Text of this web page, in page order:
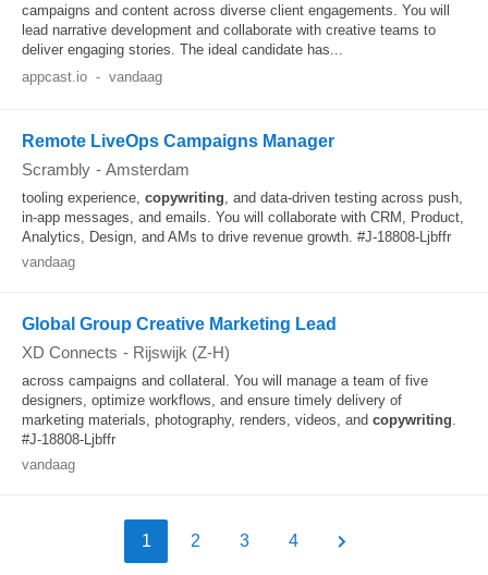
campaigns and content across diverse client engagements. You will
lead narrative development and collaborate with creative teams to
deliver engaging stories. The ideal candidate has...
appcast.io - vandaag
Remote LiveOps Campaigns Manager
Scrambly - Amsterdam
tooling experience, copywriting, and data-driven testing across push,
in-app messages, and emails. You will collaborate with CRM, Product,
Analytics, Design, and AMs to drive revenue growth. #J-18808-Ljbffr
vandaag
Global Group Creative Marketing Lead
XD Connects - Rijswijk (Z-H)
across campaigns and collateral. You will manage a team of five
designers, optimize workflows, and ensure timely delivery of
marketing materials, photography, renders, videos, and copywriting.
#J-18808-Ljbffr
vandaag
1 2 3 4